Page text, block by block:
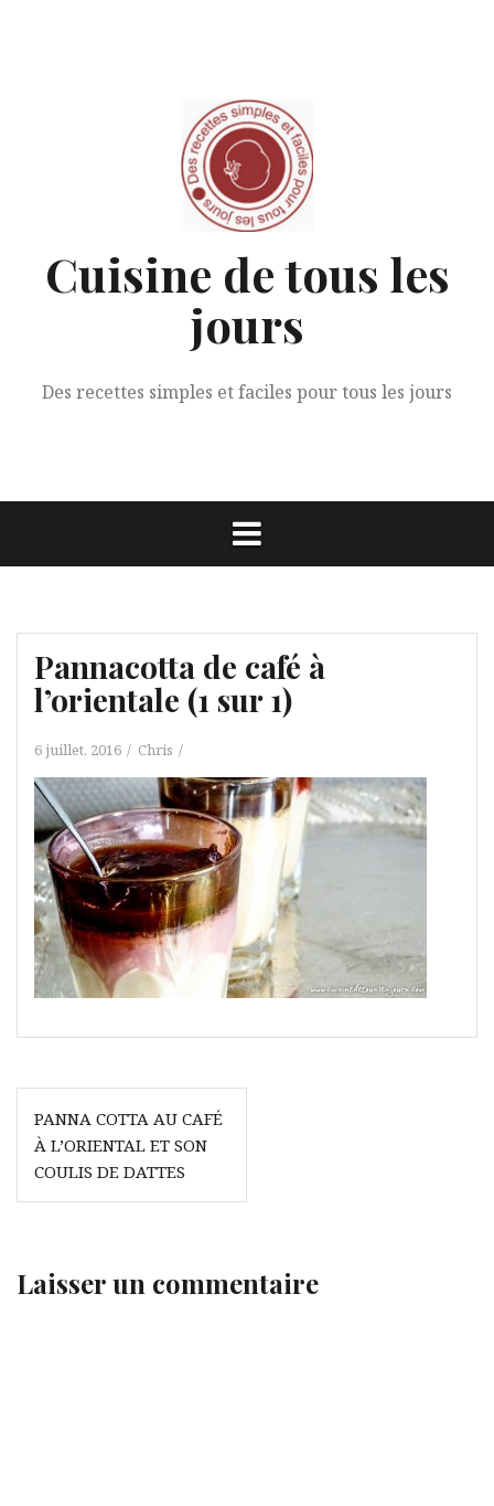
Cuisine de tous les
jours
Des recettes simples et faciles pour tous les jours
Pannacotta de café à
l’orientale (1 sur 1)
6 juillet, 2016 Chris
Navigation
de
l’article
PANNA COTTA AU CAFÉ
À L’ORIENTAL ET SON
COULIS DE DATTES
Laisser un commentaire